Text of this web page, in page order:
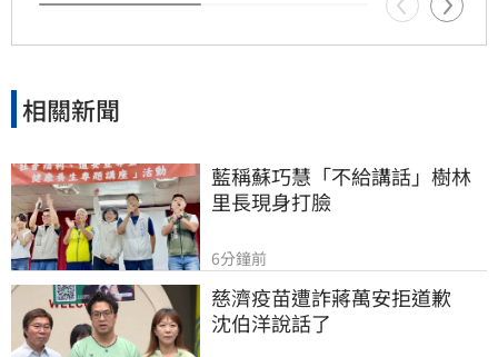
相關新聞
藍稱蘇巧慧「不給講話」樹林
里長現身打臉
6分鐘前
慈濟疫苗遭詐蔣萬安拒道歉
沈伯洋說話了